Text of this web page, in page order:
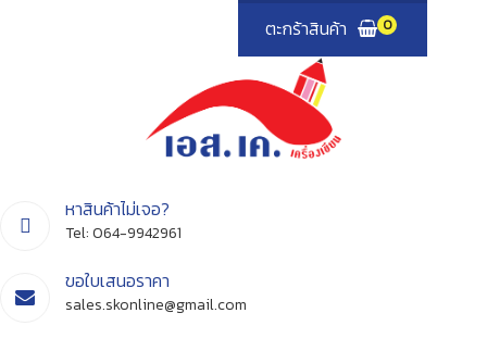
ตะกร้าสินค้า 0
หาสินค้าไม่เจอ?
Tel:064-9942961
ขอใบเสนอราคา
sales.skonline@gmail.com